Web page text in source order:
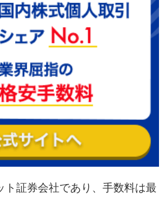
ト証券会社であり、手数料は最